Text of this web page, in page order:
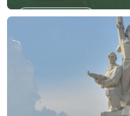
Tìm hiểu thêm